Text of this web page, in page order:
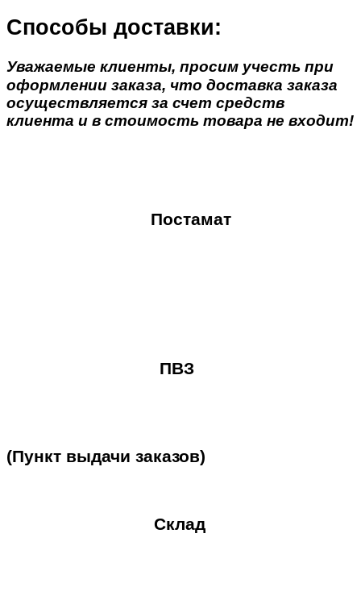
Способы доставки:
Уважаемые клиенты, просим учесть при
оформлении заказа, что доставка заказа
осуществляется за счет средств
клиента и в стоимость товара не входит!
Постамат
ПВЗ
(Пункт выдачи заказов)
Склад